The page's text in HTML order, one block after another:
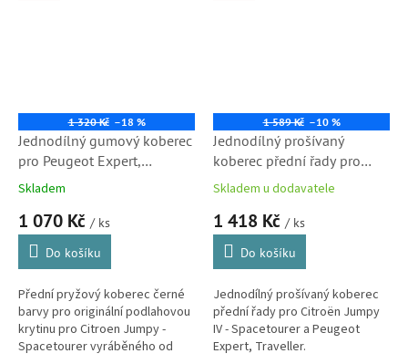
1 320 Kč –18 %
Jednodílný gumový koberec
pro Peugeot Expert,
Skladem
1 070 Kč / ks
Do košíku
Přední pryžový koberec černé
barvy pro originální podlahovou
krytinu pro Citroen Jumpy -
Spacetourer vyráběného od
1 589 Kč –10 %
Jednodílný prošívaný
koberec přední řady pro
Citroën Jumpy IV
Expert, Traveller
(1623962180,
1648298680)
Skladem u dodavatele
1 418 Kč / ks
Do košíku
Jednodílný prošívaný koberec
přední řady pro Citroën Jumpy
IV - Spacetourer a Peugeot
Expert, Traveller.